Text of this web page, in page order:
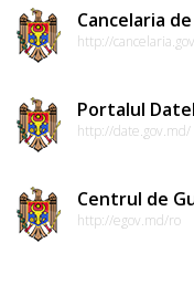
Cancelaria
http://
Portalul
http://date.gov.md/
Centrul de
http://egov.md/ro